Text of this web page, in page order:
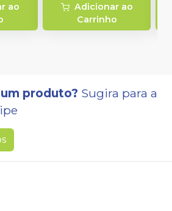
ao
Adicionar ao
Carrinho
produto? Sugira para a